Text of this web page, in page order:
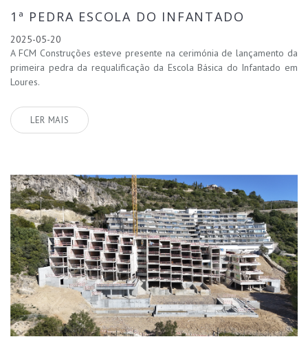
1ª PEDRA ESCOLA DO INFANTADO
2025-05-20
A FCM Construções esteve presente na cerimónia de lançamento da
primeira pedra da requalificação da Escola Básica do Infantado em
Loures.
LER MAIS